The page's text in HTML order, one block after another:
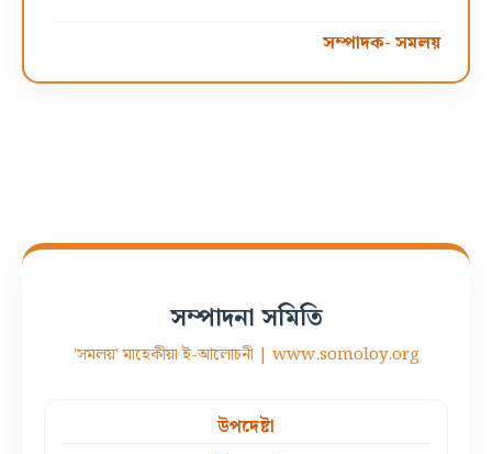
সম্পাদক- সমলয়
সম্পাদনা সমিতি
'সমলয়' মাহেকীয়া ই-আলোচনী | www.somoloy.org
উপদেষ্টা